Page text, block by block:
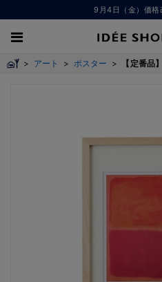
9月4日（金）価格
> アート > ポスター > 【定番品